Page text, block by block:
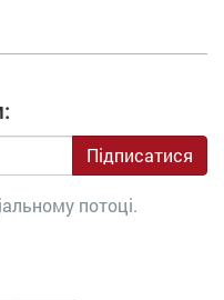
Підписатися
потоці.